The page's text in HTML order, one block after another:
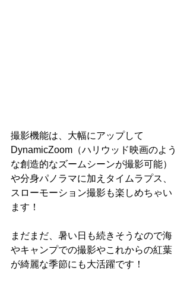
撮影機能は、大幅にアップして
DynamicZoom（ハリウッド映画のよう
な創造的なズームシーンが撮影可能）
や分身パノラマに加えタイムラプス、
スローモーション撮影も楽しめちゃい
ます！
まだまだ、暑い日も続きそうなので海
やキャンプでの撮影やこれからの紅葉
が綺麗な季節にも大活躍です！